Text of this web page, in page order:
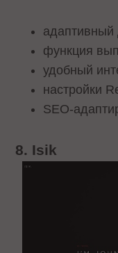
адаптивный
функция
удобный
настройки
SEO-
8. Isik